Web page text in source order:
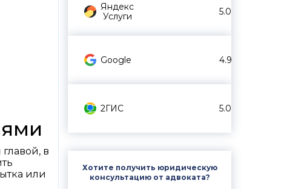
Яндекс
Услуги
5.0
Google 4.9
2ГИС 5.0
Хотите получить юридическую
консультацию от адвоката?
в
или